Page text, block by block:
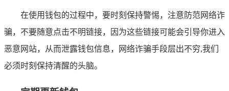
在使用钱包的过程中，要时刻保持警惕，注意防范网络诈
骗，不要随意点击不明链接，因为这些链接可能会引导你进入
恶意网站，从而泄露钱包信息，网络诈骗手段层出不穷,我们
必须时刻保持清醒的头脑。